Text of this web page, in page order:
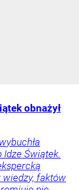
obnażył
Idze Świątek.
wiedzy, faktów